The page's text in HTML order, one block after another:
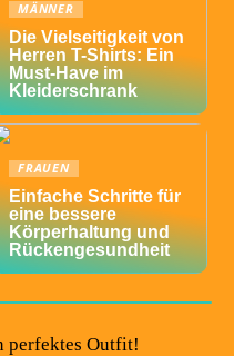
MÄNNER
Die Vielseitigkeit von
Herren T-Shirts: Ein
Must-Have im
Kleiderschrank
FRAUEN
Einfache Schritte für
eine bessere
Körperhaltung und
Rückengesundheit
perfektes Outfit!